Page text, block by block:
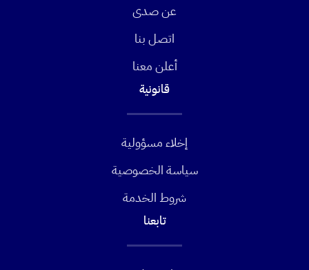
عن صدى
اتصل بنا
أعلن معنا
قانونية
إخلاء مسؤولية
سياسة الخصوصية
شروط الخدمة
تابعنا